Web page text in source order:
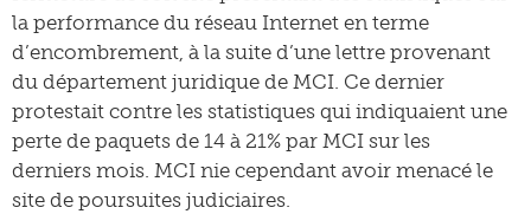
la performance du réseau Internet en terme
d’encombrement, à la suite d’une lettre provenant
du département juridique de MCI. Ce dernier
protestait contre les statistiques qui indiquaient une
perte de paquets de 14 à 21% par MCI sur les
derniers mois. MCI nie cependant avoir menacé le
site de poursuites judiciaires.